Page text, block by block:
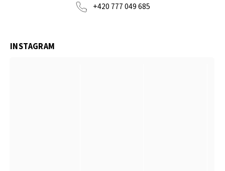
+420 777 049 685
INSTAGRAM